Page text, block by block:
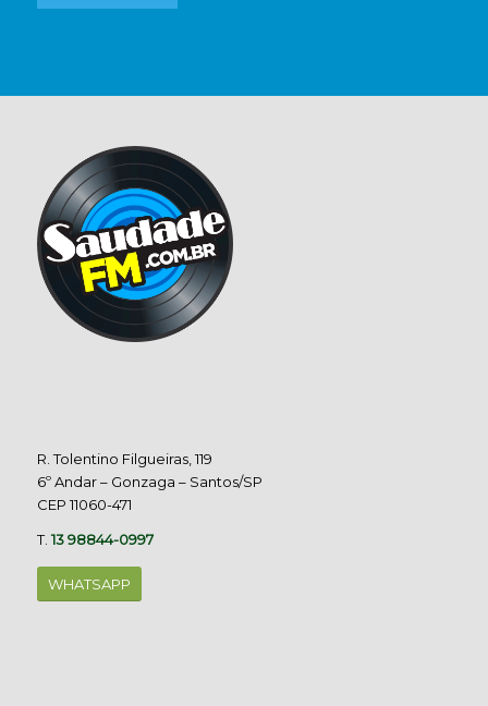
R. Tolentino Filgueiras, 119
6º Andar – Gonzaga – Santos/SP
CEP 11060-471
T.13 98844-0997
WHATSAPP